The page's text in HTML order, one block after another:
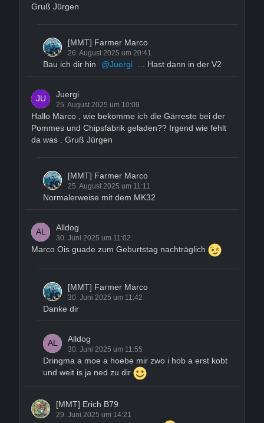
Gruß Jürgen
[MMT] Farmer Marco
26. August 2025 um 20:41
Bau ich dir hin Juergi ... Hast dann in der V2
Juergi
25. August 2025 um 10:09
Hallo Marco , wie bekomme ich die Gärreste bei der
Pommes und Chipsfabrik geladen?? Irgend wie fehlt
da was . Gruß Jürgen
[MMT] Farmer Marco
25. August 2025 um 11:11
Normalerweise mit dem MK32
Alldog
30. Juni 2025 um 11:02
Marco Ois guade zum Geburtstag nachträglich
[MMT] Farmer Marco
30. Juni 2025 um 11:42
Danke dir
Alldog
30. Juni 2025 um 11:55
Dringma a moe a hoebe mir zwo i hob a erst kobt
und weit is ja ned zu dir
[MMT] Erich B79
29. Juni 2025 um 14:21